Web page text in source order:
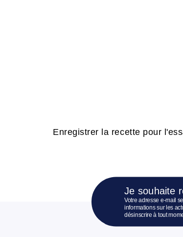
Enregistrer la recette pour
Je souhaite
Votre adresse e-mail
informations sur les
désinscrire à tout